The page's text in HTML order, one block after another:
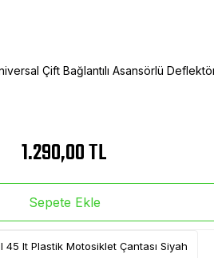
Çift Bağlantılı Asansörlü
1.290,00 TL
Sepete Ekle